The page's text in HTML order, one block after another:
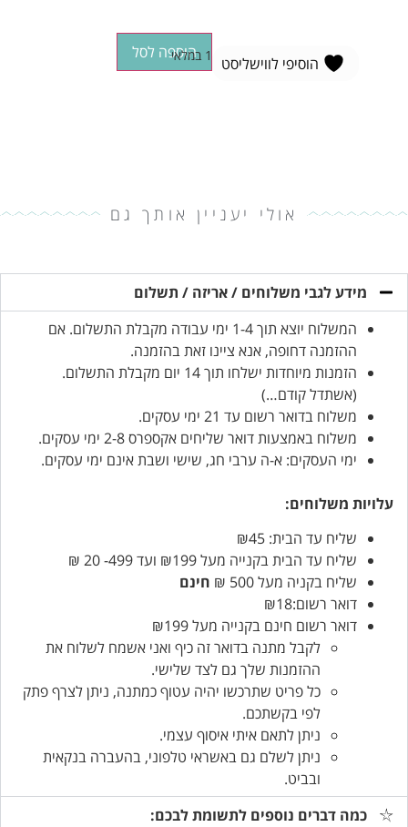
1 במלאי הוספה לסל
הוסיפי לווישליסט
אולי יעניין אותך גם
מידע לגבי משלוחים / אריזה / תשלום
המשלוח יוצא תוך 1-4 ימי עבודה מקבלת התשלום. אם
ההזמנה דחופה, אנא ציינו זאת בהזמנה.
הזמנות מיוחדות ישלחו תוך 14 יום מקבלת התשלום.
(אשתדל קודם…)
משלוח בדואר רשום עד 21 ימי עסקים.
משלוח באמצעות דואר שליחים אקספרס 2-8 ימי עסקים.
ימי העסקים: א-ה ערבי חג, שישי ושבת אינם ימי עסקים.
עלויות משלוחים:
שליח עד הבית: ₪45
שליח עד הבית בקנייה מעל ₪199 ועד 499- 20 ₪
שליח בקניה מעל 500 ₪
חינם
דואר רשום:₪18
דואר רשום חינם בקנייה מעל ₪199
לקבל מתנה בדואר זה כיף ואני אשמח לשלוח את
ההזמנות שלך גם לצד שלישי.
כל פריט שתרכשו יהיה עטוף כמתנה, ניתן לצרף פתק
לפי בקשתכם.
ניתן לתאם איתי איסוף עצמי.
ניתן לשלם גם באשראי טלפוני, בהעברה בנקאית
ובביט.
כמה דברים נוספים לתשומת לבכם: